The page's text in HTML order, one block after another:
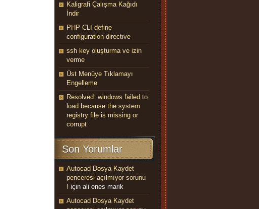
Kaligrafi Çalışma Kağıdı
İndir
PHP CLI define
configuration directive
ssh key oluşturma ve izin
verme
Üst Menüye Tıklamayı
Engelleme
Resolved: windows failed to
load because the system
registry file is missing or
corrupt
Son Yorumlar
Autocad Dosya Kaydet
penceresi açılmıyor sorunu
! için ali enes marik
Autocad Dosya Kaydet